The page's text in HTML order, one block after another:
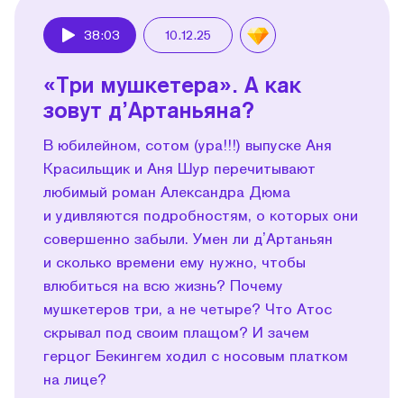
38:03 10.12.25
«Три мушкетера». А как
зовут д’Артаньяна?
В юбилейном, сотом (ура!!!) выпуске Аня
Красильщик и Аня Шур перечитывают
любимый роман Александра Дюма
и удивляются подробностям, о которых они
совершенно забыли. Умен ли дʼАртаньян
и сколько времени ему нужно, чтобы
влюбиться на всю жизнь? Почему
мушкетеров три, а не четыре? Что Атос
скрывал под своим плащом? И зачем
герцог Бекингем ходил с носовым платком
на лице?